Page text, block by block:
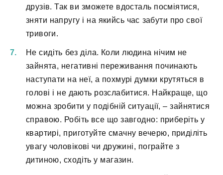
друзів. Так ви зможете вдосталь посміятися,
зняти напругу і на якийсь час забути про свої
тривоги.
Не сидіть без діла. Коли людина нічим не
зайнята, негативні переживання починають
наступати на неї, а похмурі думки крутяться в
голові і не дають розслабитися. Найкраще, що
можна зробити у подібній ситуації, – зайнятися
справою. Робіть все що завгодно: приберіть у
квартирі, приготуйте смачну вечерю, приділіть
увагу чоловікові чи дружині, пограйте з
дитиною, сходіть у магазин.